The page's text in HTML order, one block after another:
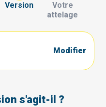
Version
Votre
attelage
Modifier
s'agit-il ?